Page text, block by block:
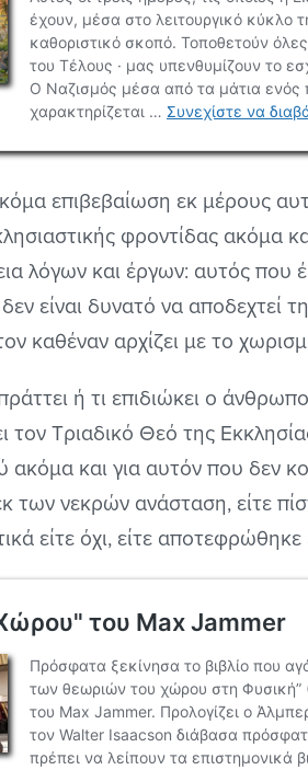
επιβεβαίωση εκ μέρους
φροντίδας ακόμα
λόγων και έργων: αυτός που
είναι δυνατό να αποδεχτεί
καθέναν αρχίζει με το
ή τι επιδιώκει ο
τον Τριαδικό Θεό της
ακόμα και για αυτόν που δεν
νεκρών ανάσταση, είτε
είτε όχι, είτε αποτεφρώθηκε